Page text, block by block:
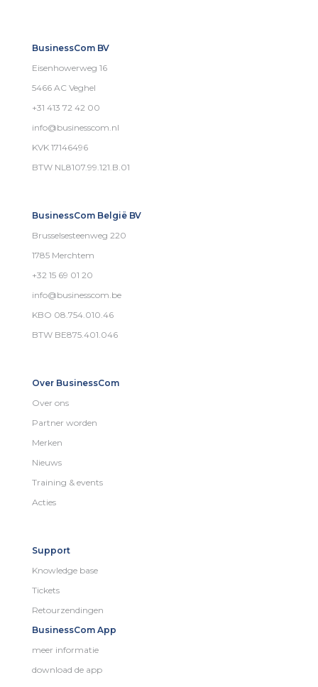
BusinessCom BV
Eisenhowerweg 16
5466 AC Veghel
+31 413 72 42 00
info@businesscom.nl
KVK 17146496
BTW NL8107.99.121.B.01
BusinessCom België BV
Brusselsesteenweg 220
1785 Merchtem
+32 15 69 01 20
info@businesscom.be
KBO 08.754.010.46
BTW BE875.401.046
Over BusinessCom
Over ons
Partner worden
Merken
Nieuws
Training & events
Acties
Support
Knowledge base
Tickets
Retourzendingen
BusinessCom App
meer informatie
download de app